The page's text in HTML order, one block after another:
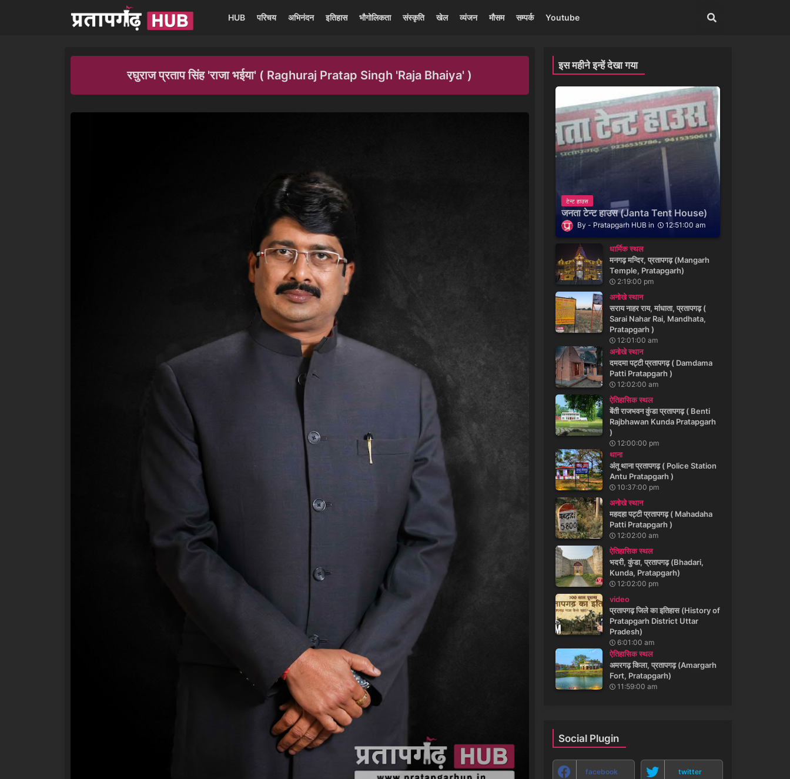
HUB परिचय अभिनंदन इतिहास भौगोलिकता संस्कृति खेल व्यंजन मौसम सम्पर्क Youtube
रघुराज प्रताप सिंह 'राजा भईया' ( Raghuraj Pratap Singh 'Raja Bhaiya' )
इस महीने इन्हें देखा गया
टेन्ट हाउस
जनता टेन्ट हाउस (Janta Tent House)
Pratapgarh HUB 12:51:00 am
धार्मिक स्थल
मनगढ़ मन्दिर, प्रतापगढ़ (Mangarh
Temple, Pratapgarh)
2:19:00 pm
अनोखे स्थान
सराय नाहर राय, मांधाता, प्रतापगढ़ (
Sarai Nahar Rai, Mandhata,
Pratapgarh )
12:01:00 am
अनोखे स्थान
दमदमा पट्टी प्रतापगढ़ ( Damdama
Patti Pratapgarh )
12:02:00 am
ऐतिहासिक स्थल
बेंती राजभवन कुंडा प्रतापगढ़ ( Benti
Rajbhawan Kunda Pratapgarh
)
12:00:00 pm
थाना
अंतू थाना प्रतापगढ़ ( Police Station
Antu Pratapgarh )
10:37:00 pm
अनोखे स्थान
महदहा पट्टी प्रतापगढ़ ( Mahadaha
Patti Pratapgarh )
12:02:00 am
ऐतिहासिक स्थल
भदरी, कुंडा, प्रतापगढ़ (Bhadari,
Kunda, Pratapgarh)
12:02:00 pm
video
प्रतापगढ़ जिले का इतिहास (History of
Pratapgarh District Uttar
Pradesh)
6:01:00 am
ऐतिहासिक स्थल
अमरगढ़ किला, प्रतापगढ़ (Amargarh
Fort, Pratapgarh)
11:59:00 am
Social Plugin
facebook twitter